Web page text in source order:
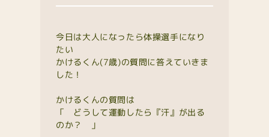
今日は大人になったら体操選手になり
たい
かけるくん(7歳)の質問に答えていきま
した！
かけるくんの質問は
「 どうして運動したら『汗』が出る
のか？ 」